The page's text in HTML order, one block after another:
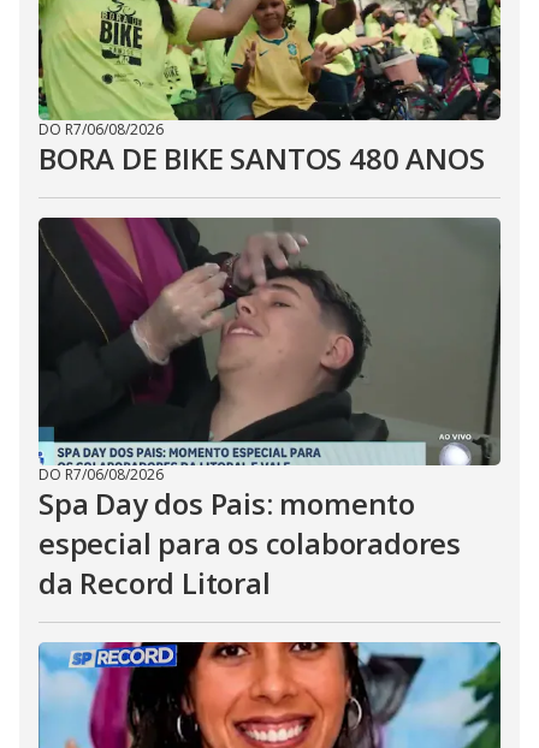
DO R7/06/08/2026
BORA DE BIKE SANTOS 480 ANOS
DO R7/06/08/2026
Spa Day dos Pais: momento
especial para os colaboradores
da Record Litoral